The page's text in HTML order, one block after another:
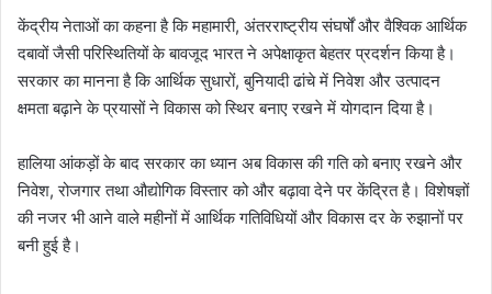
केंद्रीय नेताओं का कहना है कि महामारी, अंतरराष्ट्रीय संघर्षों और वैश्विक आर्थिक
दबावों जैसी परिस्थितियों के बावजूद भारत ने अपेक्षाकृत बेहतर प्रदर्शन किया है।
सरकार का मानना है कि आर्थिक सुधारों, बुनियादी ढांचे में निवेश और उत्पादन
क्षमता बढ़ाने के प्रयासों ने विकास को स्थिर बनाए रखने में योगदान दिया है।
हालिया आंकड़ों के बाद सरकार का ध्यान अब विकास की गति को बनाए रखने और
निवेश, रोजगार तथा औद्योगिक विस्तार को और बढ़ावा देने पर केंद्रित है। विशेषज्ञों
की नजर भी आने वाले महीनों में आर्थिक गतिविधियों और विकास दर के रुझानों पर
बनी हुई है।